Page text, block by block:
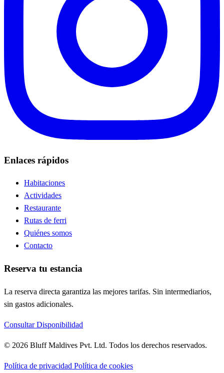
Enlaces rápidos
Habitaciones
Actividades
Restaurante
Rutas de ferri
Quiénes somos
Contacto
Reserva tu estancia
La reserva directa garantiza las mejores tarifas. Sin intermediarios,
sin gastos adicionales.
Consultar Disponibilidad
© 2026 Bluff Maldives Pvt. Ltd. Todos los derechos reservados.
Política de privacidad Política de cookies